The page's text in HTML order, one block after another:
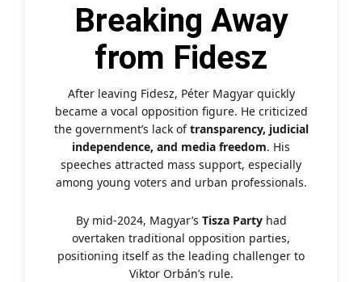
Breaking Away
from Fidesz
After leaving Fidesz, Péter Magyar quickly
became a vocal opposition figure. He criticized
the government’s lack oftransparency, judicial
independence, and media freedom. His
speeches attracted mass support, especially
among young voters and urban professionals.
By mid-2024, Magyar’s Tisza Partyhad
overtaken traditional opposition parties,
positioning itself as the leading challenger to
Viktor Orbán’s rule.